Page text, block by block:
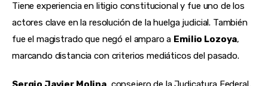
Tiene experiencia en litigio constitucional y fue uno de los
actores clave en la resolución de la huelga judicial. También
fue el magistrado que negó el amparo a Emilio Lozoya,
marcando distancia con criterios mediáticos del pasado.